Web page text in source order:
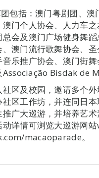
包括：澳门粤剧团、
门个人协会、人力车
会及澳门广场健身舞
澳门流行歌舞协会、
乐推广协会、澳门街
Bisdak de
区及校园，邀请多个
区工作坊，并连同日
广大巡游，并培养艺
动详情可浏览大巡游网
macaoparade。